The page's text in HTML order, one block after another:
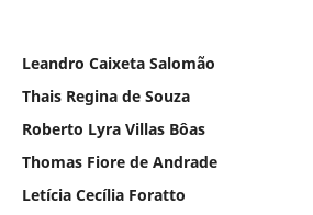
Leandro Caixeta Salomão
Thais Regina de Souza
Roberto Lyra Villas Bôas
Thomas Fiore de Andrade
Letícia Cecília Foratto